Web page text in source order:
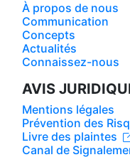
À propos de nous
Communication
Concepts
Actualités
Connaissez-nous
AVIS
Mentions légales
Prévention des
Livre des plaintes
Canal de